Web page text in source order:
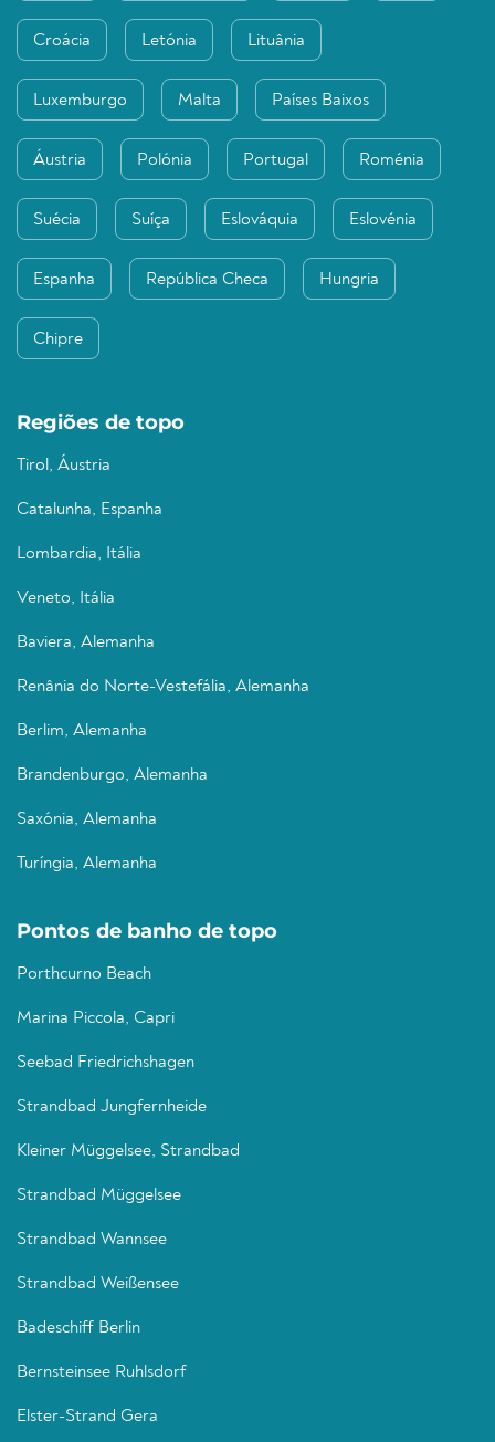
Croácia Letónia Lituânia
Luxemburgo Malta Países Baixos
Áustria Polónia Portugal Roménia
Suécia Suíça Eslováquia Eslovénia
Espanha República Checa Hungria
Chipre
Regiões de topo
Tirol, Áustria
Catalunha, Espanha
Lombardia, Itália
Veneto, Itália
Baviera, Alemanha
Renânia do Norte-Vestefália, Alemanha
Berlim, Alemanha
Brandenburgo, Alemanha
Saxónia, Alemanha
Turíngia, Alemanha
Pontos de banho de topo
Porthcurno Beach
Marina Piccola, Capri
Seebad Friedrichshagen
Strandbad Jungfernheide
Kleiner Müggelsee, Strandbad
Strandbad Müggelsee
Strandbad Wannsee
Strandbad Weißensee
Badeschiff Berlin
Bernsteinsee Ruhlsdorf
Elster-Strand Gera